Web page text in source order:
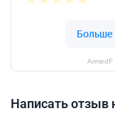
Написать отзыв